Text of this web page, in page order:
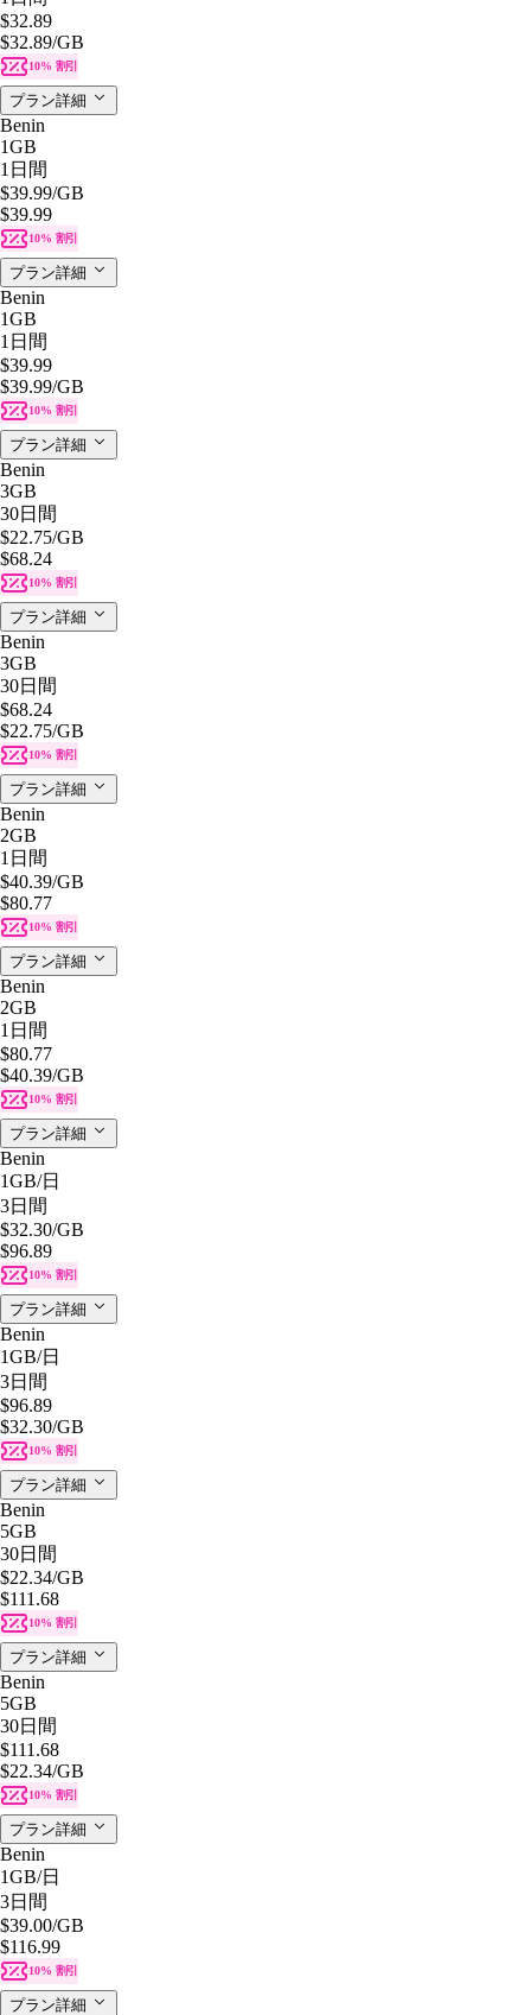
$32.89
$32.89/GB
10% 割引
プラン詳細
Benin
1GB
1日間
$39.99/GB
$39.99
10% 割引
プラン詳細
Benin
1GB
1日間
$39.99
$39.99/GB
10% 割引
プラン詳細
Benin
3GB
30日間
$22.75/GB
$68.24
10% 割引
プラン詳細
Benin
3GB
30日間
$68.24
$22.75/GB
10% 割引
プラン詳細
Benin
2GB
1日間
$40.39/GB
$80.77
10% 割引
プラン詳細
Benin
2GB
1日間
$80.77
$40.39/GB
10% 割引
プラン詳細
Benin
1GB/日
3日間
$32.30/GB
$96.89
10% 割引
プラン詳細
Benin
1GB/日
3日間
$96.89
$32.30/GB
10% 割引
プラン詳細
Benin
5GB
30日間
$22.34/GB
$111.68
10% 割引
プラン詳細
Benin
5GB
30日間
$111.68
$22.34/GB
10% 割引
プラン詳細
Benin
1GB/日
3日間
$39.00/GB
$116.99
10% 割引
プラン詳細